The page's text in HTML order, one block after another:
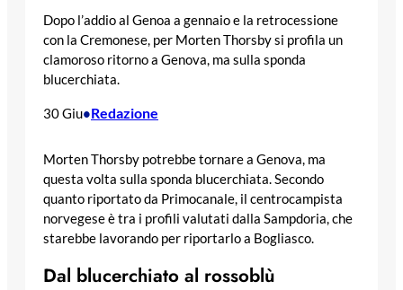
Dopo l’addio al Genoa a gennaio e la retrocessione
con la Cremonese, per Morten Thorsby si profila un
clamoroso ritorno a Genova, ma sulla sponda
blucerchiata.
30 Giu•Redazione
Morten Thorsby potrebbe tornare a Genova, ma
questa volta sulla sponda blucerchiata. Secondo
quanto riportato da Primocanale, il centrocampista
norvegese è tra i profili valutati dalla Sampdoria, che
starebbe lavorando per riportarlo a Bogliasco.
Dal blucerchiato al rossoblù